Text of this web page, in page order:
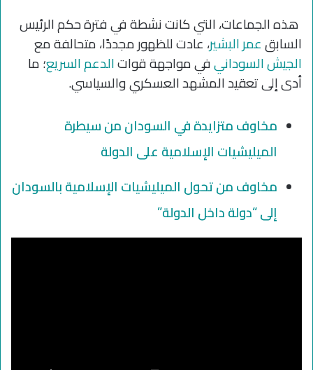
هذه الجماعات، التي كانت نشطة في فترة حكم الرئيس
السابقعمر البشير، عادت للظهور مجددًا، متحالفة مع
الجيش السودانيفي مواجهة قواتالدعم السريع؛ ما
أدى إلى تعقيد المشهد العسكري والسياسي.
مخاوف متزايدة في السودان من سيطرة
الميليشيات الإسلامية على الدولة
مخاوف من تحول الميليشيات الإسلامية بالسودان
إلى “دولة داخل الدولة”